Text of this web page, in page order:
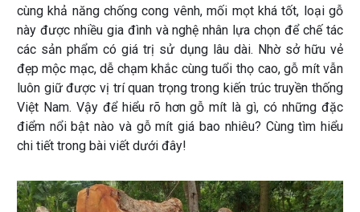
cùng khả năng chống cong vênh, mối mọt khá tốt, loại gỗ
này được nhiều gia đình và nghệ nhân lựa chọn để chế tác
các sản phẩm có giá trị sử dụng lâu dài. Nhờ sở hữu vẻ
đẹp mộc mạc, dễ chạm khắc cùng tuổi thọ cao, gỗ mít vẫn
luôn giữ được vị trí quan trọng trong kiến trúc truyền thống
Việt Nam. Vậy để hiểu rõ hơn gỗ mít là gì, có những đặc
điểm nổi bật nào và gỗ mít giá bao nhiêu​? Cùng tìm hiểu
chi tiết trong bài viết dưới đây!